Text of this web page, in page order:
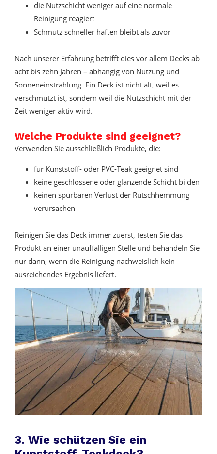
die Nutzschicht weniger auf eine normale
Reinigung reagiert
Schmutz schneller haften bleibt als zuvor
Nach unserer Erfahrung betrifft dies vor allem Decks ab
acht bis zehn Jahren – abhängig von Nutzung und
Sonneneinstrahlung. Ein Deck ist nicht alt, weil es
verschmutzt ist, sondern weil die Nutzschicht mit der
Zeit weniger aktiv wird.
Welche Produkte sind geeignet?
Verwenden Sie ausschließlich Produkte, die:
für Kunststoff- oder PVC-Teak geeignet sind
keine geschlossene oder glänzende Schicht bilden
keinen spürbaren Verlust der Rutschhemmung
verursachen
Reinigen Sie das Deck immer zuerst, testen Sie das
Produkt an einer unauffälligen Stelle und behandeln Sie
nur dann, wenn die Reinigung nachweislich kein
ausreichendes Ergebnis liefert.
3. Wie schützen Sie ein